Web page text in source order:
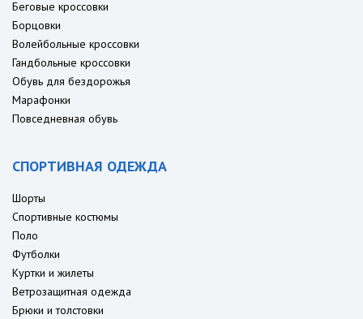
Беговые кроссовки
Борцовки
Волейбольные кроссовки
Гандбольные кроссовки
Обувь для бездорожья
Марафонки
Повседневная обувь
СПОРТИВНАЯ ОДЕЖДА
Шорты
Спортивные костюмы
Поло
Футболки
Куртки и жилеты
Ветрозащитная одежда
Брюки и толстовки